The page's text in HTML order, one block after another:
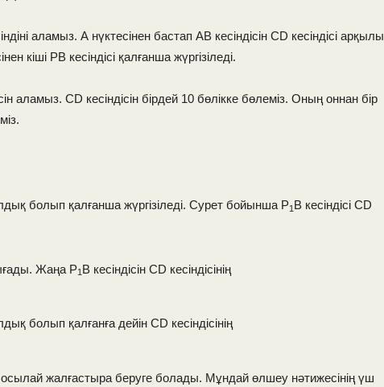
аламыз. А нүктесінен бастап АВ кесіндісін СD кесіндісі арқылы
кіші РВ кесіндісі қалғанша жүргізіледі.
аламыз. СD кесіндісін бірдей 10 бөлікке бөлеміз. Оның оннан бір
болып қалғанша жүргізіледі. Сурет бойынша Р1 В кесіндісі СD
Жаңа Р1 В кесіндісін СD кесіндісінің
болып қалғанға дейін СD кесіндісінің
осылай жалғастыра беруге болады. Мұндай өлшеу нәтижесінің үш